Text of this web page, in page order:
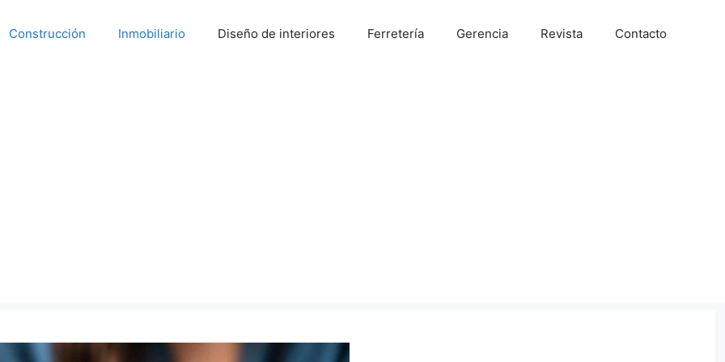
Construcción Inmobiliario Diseño de interiores Ferretería Gerencia Revista Contacto